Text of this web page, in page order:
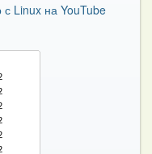
Linux на YouTube